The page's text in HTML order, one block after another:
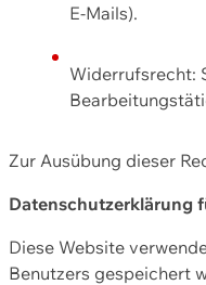
E-Mails).
Widerrufsrecht:
Zur Ausübung dieser
Datenschutzerklärung
Diese Website
Benutzers gespeichert